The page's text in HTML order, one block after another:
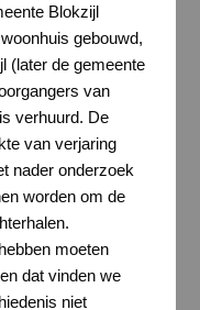
Blokzijl
gebouwd,
(later de gemeente
van
verhuurd. De
van verjaring
nader onderzoek
worden om de
moeten
dat vinden we
niet